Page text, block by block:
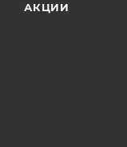
АКЦИИ